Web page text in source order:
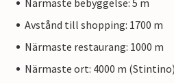
Närmaste bebyggelse: 5 m
Avstånd till shopping: 1700 m
Närmaste restaurang: 1000 m
Närmaste ort: 4000 m (Stintino)